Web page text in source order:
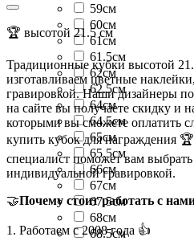
59см
60см
61см
61.5см
62см
62.5см
64см
64.5см
65см
65.5см
66см
67см
67.5см
68см
68.5см
🏆 высотой 21.5 см
Традиционные кубки высотой
изготавливаем цветные
гравировкой. Наши дизайнеры
на сайте вы получаете скидку и
которыми вы сможете оплатить
купить кубок для награждения
специалист поможет вам
индивидуальной гравировкой.
🤝Почему стоит работать с
1. Работаем с 2008 года 👍